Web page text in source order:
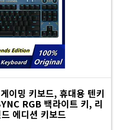
이밍 키보드, 휴대용 텐키
RGB 백라이트 키, 리
에디션 키보드